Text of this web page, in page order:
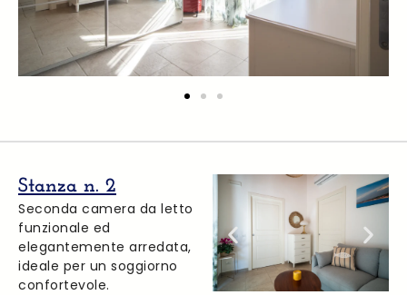
Stanza n. 2
Seconda camera da letto
funzionale ed
elegantemente arredata,
ideale per un soggiorno
confortevole.